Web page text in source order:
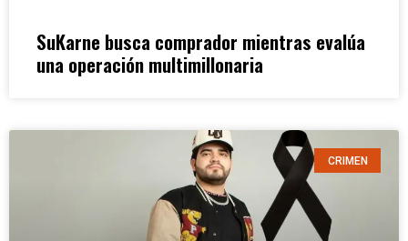
SuKarne busca comprador mientras evalúa
una operación multimillonaria
CRIMEN